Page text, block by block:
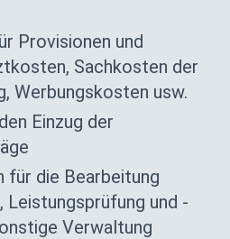
Provisionen und
Sachkosten der
Werbungskosten usw.
Einzug der
die Bearbeitung
Leistungsprüfung und -
Verwaltung